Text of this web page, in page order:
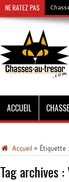
NE RATEZ PAS
ACCUEIL
Accueil » Étiquette :
Tag archives :